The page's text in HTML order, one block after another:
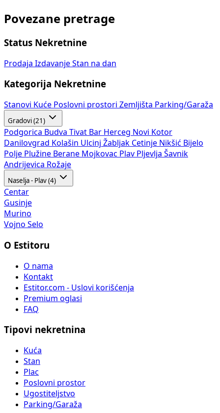
Povezane pretrage
Status Nekretnine
Prodaja Izdavanje Stan na dan
Kategorija Nekretnine
Stanovi Kuće Poslovni prostori Zemljišta Parking/Garaža
Gradovi (21)
Podgorica Budva Tivat Bar Herceg Novi Kotor
Danilovgrad Kolašin Ulcinj Žabljak Cetinje Nikšić Bijelo
Polje Plužine Berane Mojkovac Plav Pljevlja Šavnik
Andrijevica Rožaje
Naselja - Plav (4)
Centar
Gusinje
Murino
Vojno Selo
O Estitoru
O nama
Kontakt
Estitor.com - Uslovi korišćenja
Premium oglasi
FAQ
Tipovi nekretnina
Kuća
Stan
Plac
Poslovni prostor
Ugostiteljstvo
Parking/Garaža